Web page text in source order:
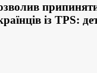
припиняти
із TPS: